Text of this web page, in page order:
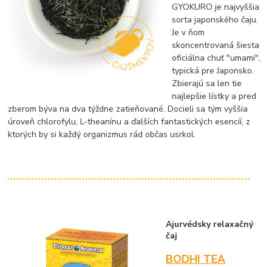
GYOKURO je najvyššia
sorta japonského čaju.
Je v ňom
skoncentrovaná šiesta
oficiálna chuť "umami",
typická pre Japonsko.
Zbierajú sa len tie
najlepšie lístky a pred
zberom býva na dva týždne zatieňované. Docieli sa tým vyššia
úroveň chlorofylu, L-theanínu a ďalších fantastických esencíí, z
ktorých by si každý organizmus rád občas usrkol.
Ajurvédsky relaxačný
čaj
BODHI TEA